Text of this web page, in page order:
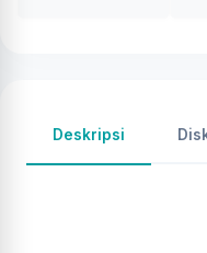
Deskripsi